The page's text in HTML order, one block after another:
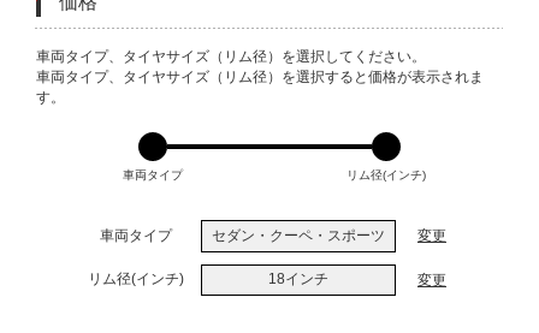
VARIATIONS
車両タイプ、タイヤサイズ（リム径）を選択してください。
車両タイプ、タイヤサイズ（リム径）を選択すると価格が表示されま
す。
車両タイプ リム径(インチ)
車両タイプ セダン・クーペ・スポーツ 変更
リム径(インチ) 18インチ 変更